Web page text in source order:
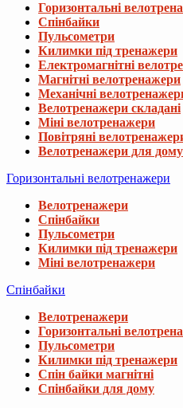
Горизонтальні
Спінбайки
Пульсометри
Килимки під тренажери
Електромагнітні
Магнітні велотренажери
Механічні
Велотренажери складані
Міні велотренажери
Повітряні
Велотренажери для дому
Горизонтальні велотренажери
Велотренажери
Спінбайки
Пульсометри
Килимки під тренажери
Міні велотренажери
Спінбайки
Велотренажери
Горизонтальні
Пульсометри
Килимки під тренажери
Спін байки магнітні
Спінбайки для дому